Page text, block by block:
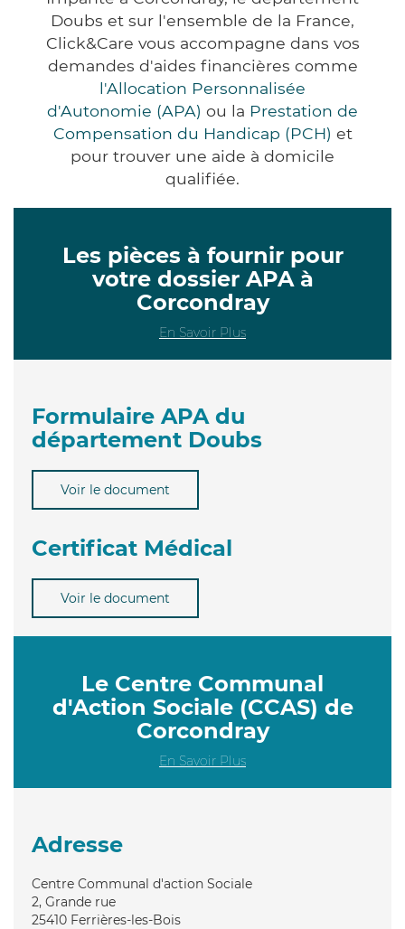
Doubs et sur l'ensemble de la France,
Click&Care vous accompagne dans vos
demandes d'aides financières comme
l'Allocation Personnalisée
d'Autonomie (APA) ou la Prestation de
Compensation du Handicap (PCH) et
pour trouver une aide à domicile
qualifiée.
Les pièces à fournir pour
votre dossier APA à
Corcondray
En Savoir Plus
Formulaire APA du
département Doubs
Voir le document
Certificat Médical
Voir le document
Le Centre Communal
d'Action Sociale (CCAS) de
Corcondray
En Savoir Plus
Adresse
Centre Communal d'action Sociale
2, Grande rue
25410 Ferrières-les-Bois